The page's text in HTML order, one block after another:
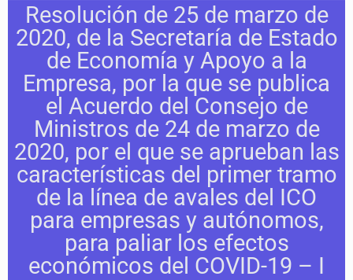
Resolución de 25 de marzo de
2020, de la Secretaría de Estado
de Economía y Apoyo a la
Empresa, por la que se publica
el Acuerdo del Consejo de
Ministros de 24 de marzo de
2020, por el que se aprueban las
características del primer tramo
de la línea de avales del ICO
para empresas y autónomos,
para paliar los efectos
económicos del COVID-19 – I